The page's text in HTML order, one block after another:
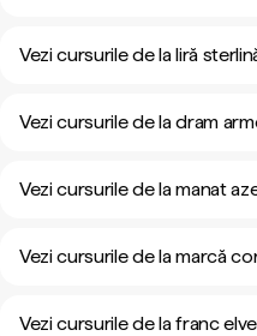
Vezi cursurile de la liră
Vezi cursurile de la dram
Vezi cursurile de la manat
Vezi cursurile de la marcă
Vezi cursurile de la franc